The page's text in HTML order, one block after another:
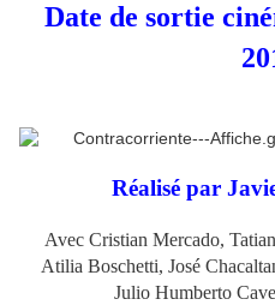
Date de sortie
Réalisé par
Avec Cristian Mercado,
Atilia Boschetti, José
Julio Humberto